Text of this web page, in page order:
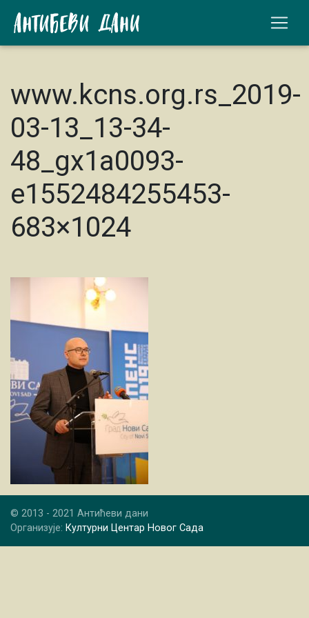
www.kcns.org.rs_2019-
03-13_13-34-
48_gx1a0093-
e1552484255453-
683×1024
© 2013 - 2021 Антићеви дани
Организује: Културни Центар Новог Сада